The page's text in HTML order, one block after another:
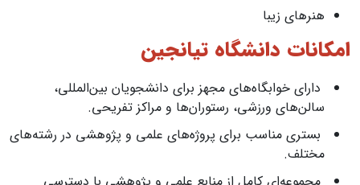
هنرهای زیبا
امکانات دانشگاه تیانجین
دارای خوابگاه‌های مجهز برای دانشجویان بین‌المللی،
سالن‌های ورزشی، رستوران‌ها و مراکز تفریحی.
بستری مناسب برای پروژه‌های علمی و پژوهشی در رشته‌های
مختلف.